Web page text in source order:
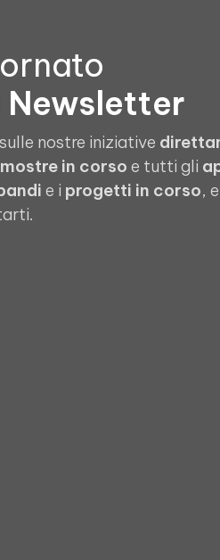
nostre iniziative
mostre in corso e tutti gli
e i progetti in corso,